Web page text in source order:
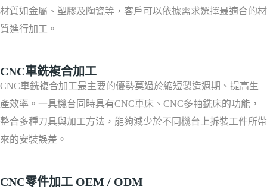
材質如金屬、塑膠及陶瓷等，客戶可以依據需求選擇最適合的材
質進行加工。
CNC車銑複合加工
CNC車銑複合加工最主要的優勢莫過於縮短製造週期、提高生
產效率。一具機台同時具有CNC車床、CNC多軸銑床的功能，
整合多種刀具與加工方法，能夠減少於不同機台上拆裝工件所帶
來的安裝誤差。
CNC零件加工 OEM / ODM